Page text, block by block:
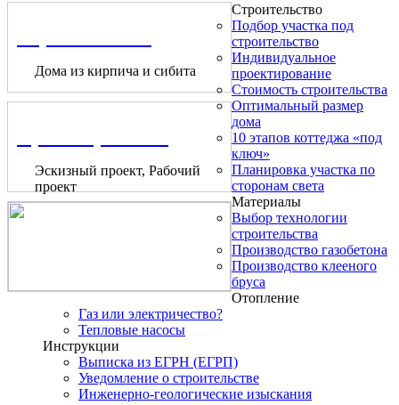
Дома из кирпича и сибита
Эскизный проект, Рабочий
проект
Строительство
Подбор участка под
строительство
Индивидуальное
проектирование
Стоимость строительства
Оптимальный размер
дома
10 этапов коттеджа «под
ключ»
Планировка участка по
сторонам света
Материалы
Выбор технологии
строительства
Производство газобетона
Производство клееного
бруса
Отопление
Газ или электричество?
Тепловые насосы
Инструкции
Выписка из ЕГРН (ЕГРП)
Уведомление о строительстве
Инженерно-геологические изыскания